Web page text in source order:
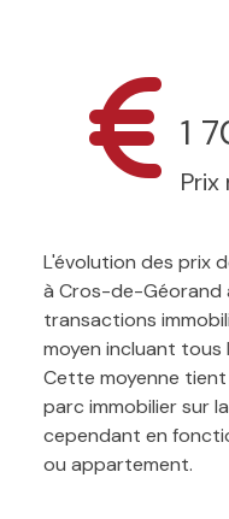
1
L'évolution des prix
à Cros-de-Géorand
transactions
moyen incluant tous
Cette moyenne
parc immobilier sur
cependant en
ou appartement.